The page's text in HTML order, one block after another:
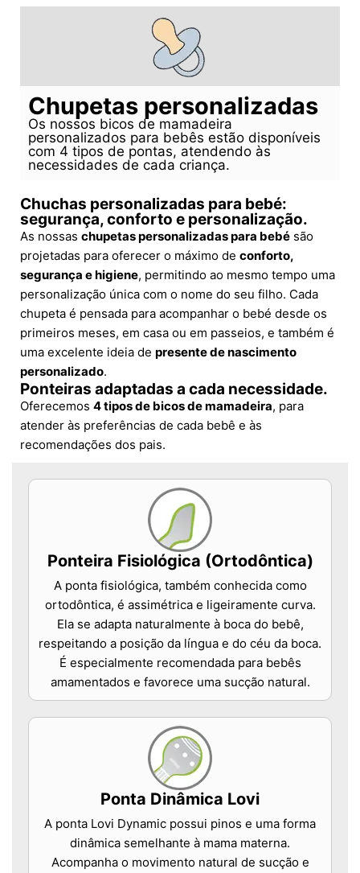
Chupetas personalizadas
Os nossos bicos de mamadeira
personalizados para bebês estão disponíveis
com 4 tipos de pontas, atendendo às
necessidades de cada criança.
Chuchas personalizadas para bebé:
segurança, conforto e personalização.
As nossas chupetas personalizadas para bebé são
projetadas para oferecer o máximo de conforto,
segurança e higiene, permitindo ao mesmo tempo uma
personalização única com o nome do seu filho. Cada
chupeta é pensada para acompanhar o bebé desde os
primeiros meses, em casa ou em passeios, e também é
uma excelente ideia de presente de nascimento
personalizado.
Ponteiras adaptadas a cada necessidade.
Oferecemos 4 tipos de bicos de mamadeira, para
atender às preferências de cada bebê e às
recomendações dos pais.
Ponteira Fisiológica (Ortodôntica)
A ponta fisiológica, também conhecida como
ortodôntica, é assimétrica e ligeiramente curva.
Ela se adapta naturalmente à boca do bebê,
respeitando a posição da língua e do céu da boca.
É especialmente recomendada para bebês
amamentados e favorece uma sucção natural.
Ponta Dinâmica Lovi
A ponta Lovi Dynamic possui pinos e uma forma
dinâmica semelhante à mama materna.
Acompanha o movimento natural de sucção e